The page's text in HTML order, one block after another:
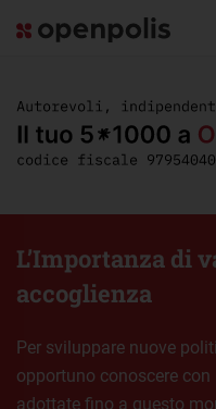
L’Importanza di
accoglienza
Per sviluppare nuove
opportuno conoscere
adottate fino a questo